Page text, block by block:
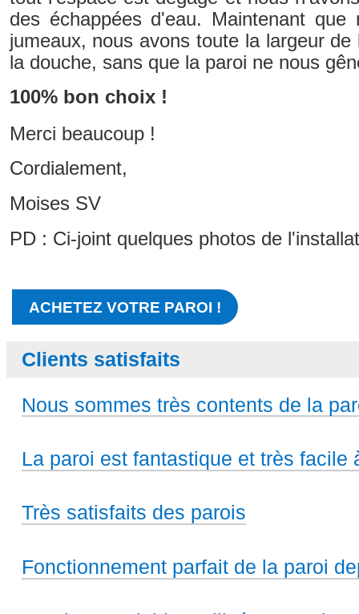
des échappées d'eau. Maintenant que
jumeaux, nous avons toute la largeur
la douche, sans que la paroi ne nous
100% bon choix !
Merci beaucoup !
Cordialement,
Moises SV
PD : Ci-joint quelques photos de
ACHETEZ VOTRE PAROI !
Clients satisfaits
Nous sommes très contents de la
La paroi est fantastique et très facile
Très satisfaits des parois
Fonctionnement parfait de la paroi